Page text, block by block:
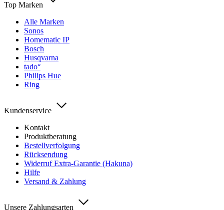
Top Marken
Alle Marken
Sonos
Homematic IP
Bosch
Husqvarna
tado°
Philips Hue
Ring
Kundenservice
Kontakt
Produktberatung
Bestellverfolgung
Rücksendung
Widerruf Extra-Garantie (Hakuna)
Hilfe
Versand & Zahlung
Unsere Zahlungsarten